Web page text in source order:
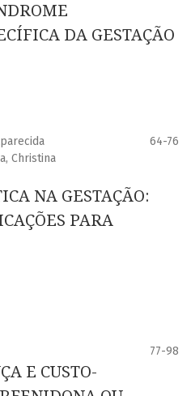
DA GESTAÇÃO
Christina
64-76
NA GESTAÇÃO:
PARA
77-98
E CUSTO-